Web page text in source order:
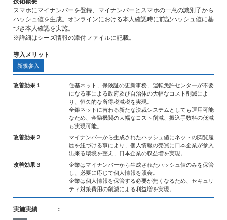
スマホにマイナンバーを登録、マイナンバーとスマホの一意の識別子から
ハッシュ値を生成。オンラインにおける本人確認時に前記ハッシュ値に基
づき本人確認を実施。
※詳細はシーズ情報の添付ファイルに記載。
導入メリット
新規参入
改善効果１
住基ネット、保険証の更新事務、運転免許センターが不要
になる事による政府及び自治体の大幅なコスト削減によ
り、恒久的な所得税減税を実現。
全銀ネットに替わる新たな決裁システムとしても運用可能
なため、金融機関の大幅なコスト削減、振込手数料の低減
も実現可能。
改善効果２
マイナンバーから生成されたハッシュ値にネットの閲覧履
歴を紐づける事により、個人情報の売買に日本企業が参入
出来る環境を整え、日本企業の収益増を実現。
改善効果３
企業はマイナンバーから生成されたハッシュ値のみを保管
し、必要に応じて個人情報を照会。
企業は個人情報を保管する必要が無くなるため、セキュリ
ティ対策費用の削減による利益増を実現。
実施実績 ：